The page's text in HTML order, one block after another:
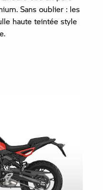
Sans oublier : les
haute teintée style